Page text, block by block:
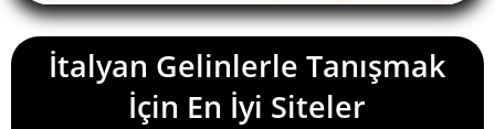
İtalyan Gelinlerle Tanışmak
İçin En İyi Siteler